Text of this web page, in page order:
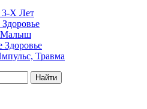
3-Х Лет
Травма
Найти